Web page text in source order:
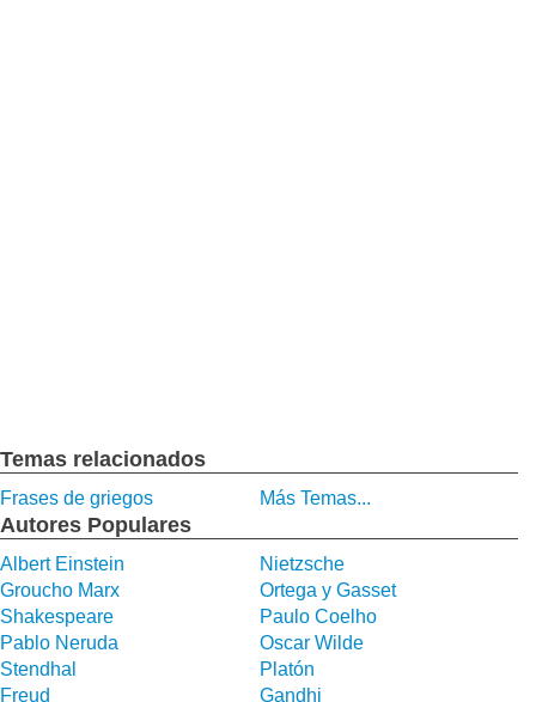
Temas relacionados
Frases de griegos Más Temas...
Autores Populares
Albert Einstein
Nietzsche
Groucho Marx
Ortega y Gasset
Shakespeare
Paulo Coelho
Pablo Neruda
Oscar Wilde
Stendhal
Platón
Freud
Gandhi